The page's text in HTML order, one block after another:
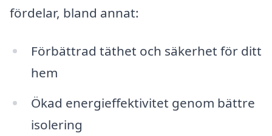
fördelar, bland annat:
Förbättrad täthet och säkerhet för ditt
hem
Ökad energieffektivitet genom bättre
isolering